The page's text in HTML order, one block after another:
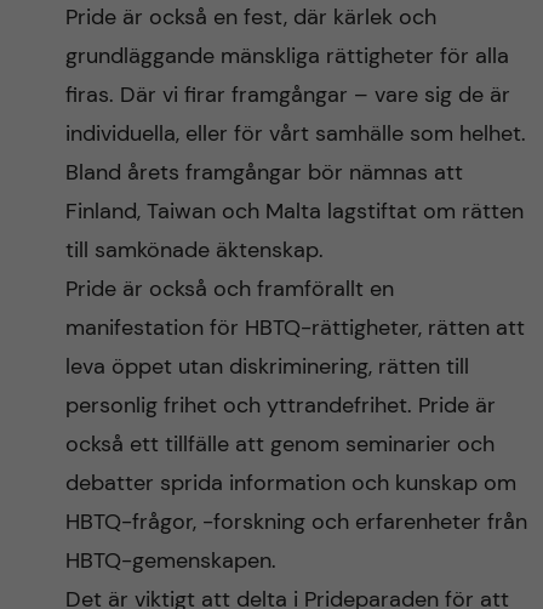
Pride är också en fest, där kärlek och
grundläggande mänskliga rättigheter för alla
firas. Där vi firar framgångar – vare sig de är
individuella, eller för vårt samhälle som helhet.
Bland årets framgångar bör nämnas att
Finland, Taiwan och Malta lagstiftat om rätten
till samkönade äktenskap.
Pride är också och framförallt en
manifestation för HBTQ-rättigheter, rätten att
leva öppet utan diskriminering, rätten till
personlig frihet och yttrandefrihet. Pride är
också ett tillfälle att genom seminarier och
debatter sprida information och kunskap om
HBTQ-frågor, -forskning och erfarenheter från
HBTQ-gemenskapen.
Det är viktigt att delta i Prideparaden för att